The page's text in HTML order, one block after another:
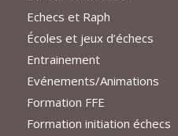
Echecs et Raph
Écoles et jeux d’échecs
Entrainement
Evénements/Animations
Formation FFE
Formation initiation échecs